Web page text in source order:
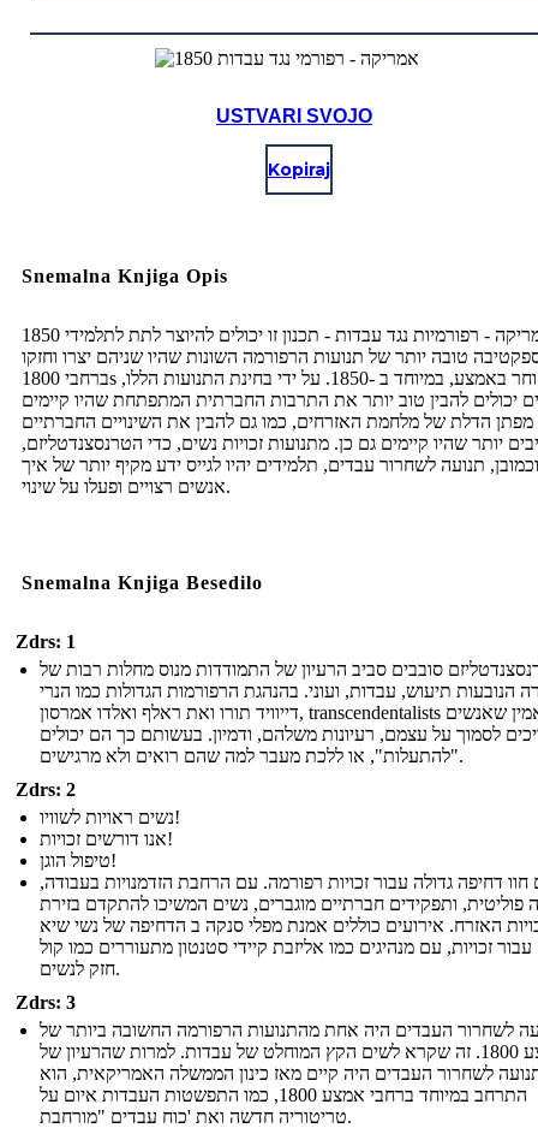
USTVARI SVOJO
Kopiraj
Snemalna Knjiga Opis
1850 אמריקה - רפורמיות נגד עבדות - תכנון זו יכולים להיוצר לתת לתלמידי
טובה יותר של תנועות הרפורמה השונות שהיו שניהם יצרו וחזקו
ברחבי 1800s מאוחר באמצע, במיוחד ב -1850. על ידי בחינת התנועות הללו,
יכולים להבין טוב יותר את התרבות החברתית המתפתחת שהיו קיימים
מפתן הדלת של מלחמת האזרחים, כמו גם להבין את השינויים החברתיים
יותר שהיו קיימים גם כן. מתנועות זכויות נשים, כדי הטרנסצנדטליזם,
וכמובן, תנועה לשחרור עבדים, תלמידים יהיו לגייס ידע מקיף יותר של איך
אנשים רצויים ופעלו על שינוי.
Snemalna Knjiga Besedilo
Zdrs: 1
סובבים סביב הרעיון של התמודדות מנוס מחלות רבות של
הנובעות תיעוש, עבדות, ועוני. בהנהגת הרפורמות הגדולות כמו הנרי
דייוויד תורו ואת ראלף ואלדו אמרסון, transcendentalists האמין שאנשים
לסמוך על עצמם, רעיונות משלהם, ודמיון. בעשותם כך הם יכולים
"להתעלות", או ללכת מעבר למה שהם רואים ולא מרגישים.
Zdrs: 2
נשים ראויות לשוויו!
אנו דורשים זכויות!
טיפול הוגן!
חוו דחיפה גדולה עבור זכויות רפורמה. עם הרחבת הזדמנויות בעבודה,
פוליטית, ותפקידים חברתיים מוגברים, נשים המשיכו להתקדם בזירת
האזרח. אירועים כוללים אמנת מפלי סנקה ב הדחיפה של נשי שיא
1848 עבור זכויות, עם מנהיגים כמו אליזבת קיידי סטנטון מתעוררים כמו קול
חזק לנשים.
Zdrs: 3
לשחרור העבדים היה אחת מהתנועות הרפורמה החשובה ביותר של
אמצע 1800. זה שקרא לשים הקץ המוחלט של עבדות. למרות שהרעיון של
לשחרור העבדים היה קיים מאז כינון הממשלה האמריקאית, הוא
התרחב במיוחד ברחבי אמצע 1800, כמו התפשטות העבדות איום על
טריטוריה חדשה ואת 'כוח עבדים "מורחבת.